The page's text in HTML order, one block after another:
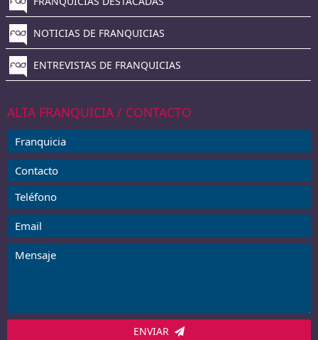
NOTICIAS DE FRANQUICIAS
ENTREVISTAS DE FRANQUICIAS
ALTA FRANQUICIA / CONTACTO
ENVIAR